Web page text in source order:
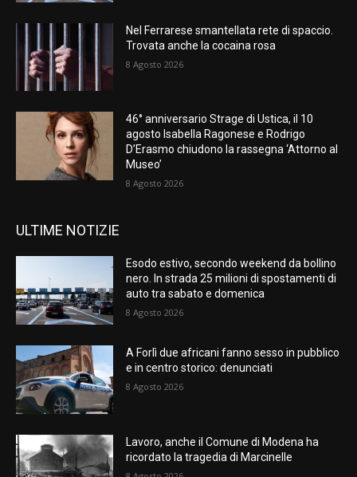
Nel Ferrarese smantellata rete di spaccio.
Trovata anche la cocaina rosa
8 Agosto 2026
46° anniversario Strage di Ustica, il 10
agosto Isabella Ragonese e Rodrigo
D’Erasmo chiudono la rassegna ‘Attorno al
Museo’
8 Agosto 2026
ULTIME NOTIZIE
Esodo estivo, secondo weekend da bollino
nero. In strada 25 milioni di spostamenti di
auto tra sabato e domenica
8 Agosto 2026
A Forlì due africani fanno sesso in pubblico
e in centro storico: denunciati
8 Agosto 2026
Lavoro, anche il Comune di Modena ha
ricordato la tragedia di Marcinelle